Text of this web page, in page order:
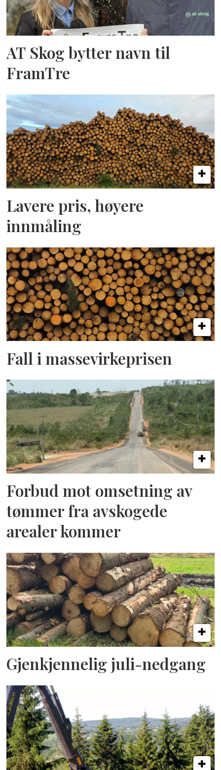
AT Skog bytter navn til
FramTre
Lavere pris, høyere
innmåling
Fall i massevirkeprisen
Forbud mot omsetning av
tømmer fra avskogede
arealer kommer
Gjenkjennelig juli-nedgang